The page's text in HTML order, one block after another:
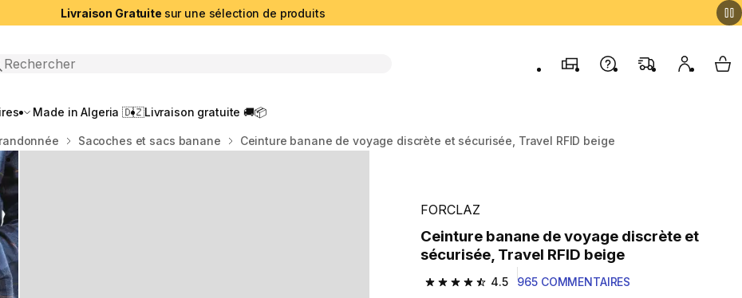
Livraison Gratuite sur une sélection de produits
ouverte
MagasinsContactez-nous
FAQ Mon My
Made in Algeria 🇩🇿Livraison gratuite 🚚📦
Sacoches et sacs banane Ceinture banane de voyage discrète et sécurisée, Travel RFID beige
FORCLAZ
Ceinture banane de voyage discrète et
sécurisée, Travel RFID beige
4.5
4.5 out of 5 stars from 965 reviews
965 COMMENTAIRES